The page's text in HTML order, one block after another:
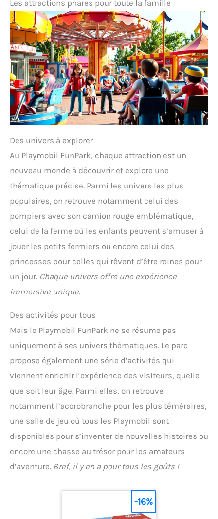
Les attractions phares pour toute la famille
Des univers à explorer
Au Playmobil FunPark, chaque attraction est un
nouveau monde à découvrir et explore une
thématique précise. Parmi les univers les plus
populaires, on retrouve notamment celui des
pompiers avec son camion rouge emblématique,
celui de la ferme où les enfants peuvent s’amuser à
jouer les petits fermiers ou encore celui des
princesses pour celles qui rêvent d’être reines pour
un jour. Chaque univers offre une expérience
immersive unique.
Des activités pour tous
Mais le Playmobil FunPark ne se résume pas
uniquement à ses univers thématiques. Le parc
propose également une série d’activités qui
viennent enrichir l’expérience des visiteurs, quelle
que soit leur âge. Parmi elles, on retrouve
notamment l’accrobranche pour les plus téméraires,
une salle de jeu où tous les Playmobil sont
disponibles pour s’inventer de nouvelles histoires ou
encore une chasse au trésor pour les amateurs
d’aventure. Bref, il y en a pour tous les goûts !
-16%